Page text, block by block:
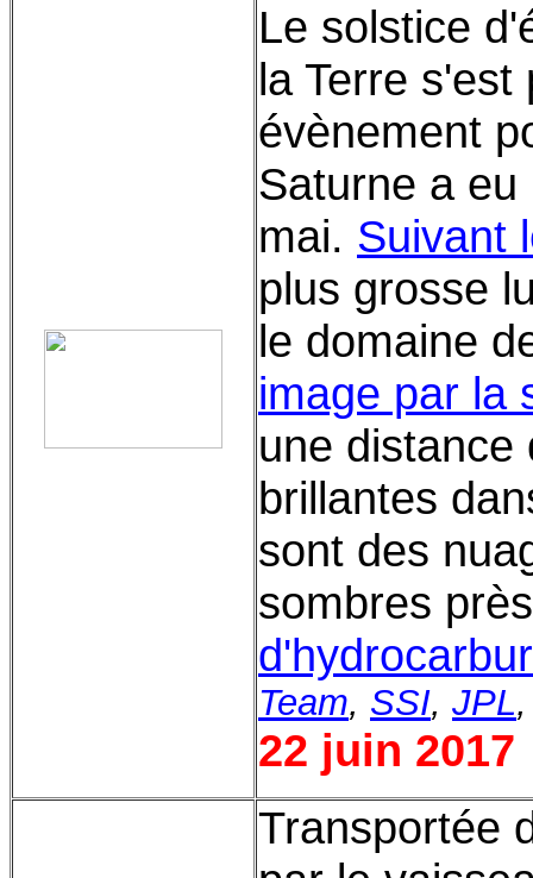
Le solstice
la Terre s'est
évènement
Saturne a
mai. Suivant
plus grosse
le domaine
image par la
une distance
brillantes
sont des
sombres
Team, SSI, JPL
22 juin 2017
Transportée